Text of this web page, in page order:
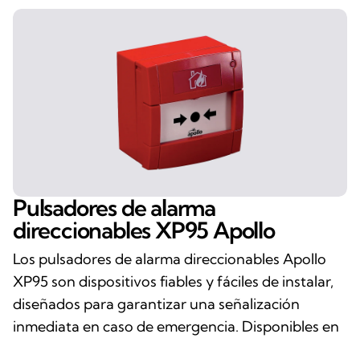
Pulsadores de alarma
direccionables XP95 Apollo
Los pulsadores de alarma direccionables Apollo
XP95 son dispositivos fiables y fáciles de instalar,
diseñados para garantizar una señalización
inmediata en caso de emergencia. Disponibles en